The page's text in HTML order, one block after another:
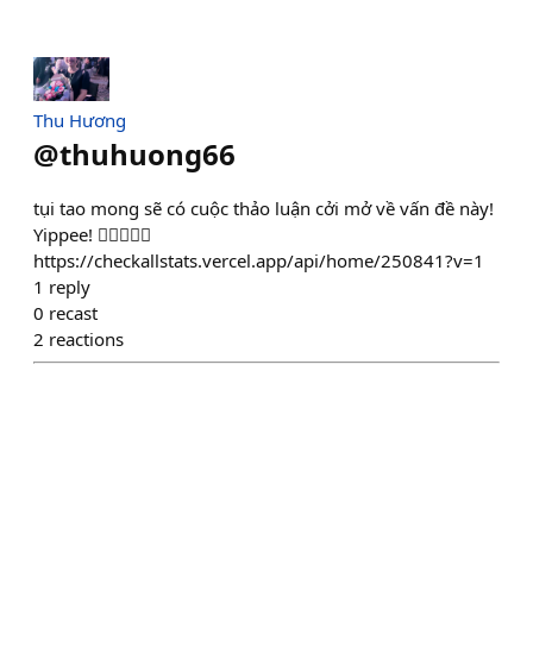
Thu Hương
@thuhuong66
tụi tao mong sẽ có cuộc thảo luận cởi mở về vấn đề này!
Yippee! ❤️‍🔥❤️‍🔥🤑
https://checkallstats.vercel.app/api/home/250841?v=1
1 reply
0 recast
2 reactions